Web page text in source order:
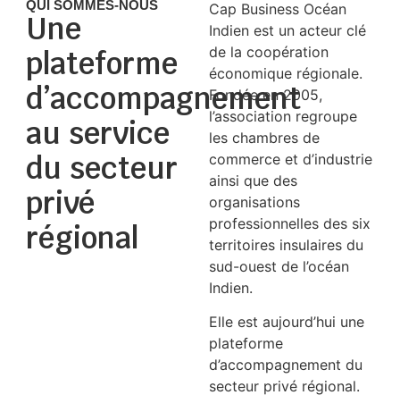
QUI SOMMES-NOUS
Une
plateforme
d’accompagnement
au service
du secteur
privé
régional
Cap Business Océan
Indien est un acteur clé
de la coopération
économique régionale.
Fondée en 2005,
l’association regroupe
les chambres de
commerce et d’industrie
ainsi que des
organisations
professionnelles des six
territoires insulaires du
sud-ouest de l’océan
Indien.
Elle est aujourd’hui une
plateforme
d’accompagnement du
secteur privé régional.